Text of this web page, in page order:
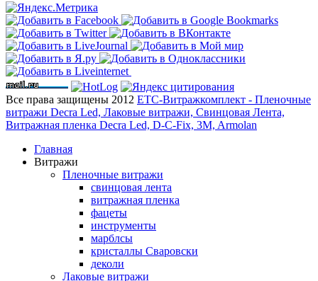
Все права защищены 2012 ЕТС-Витражкомплект - Пленочные
витражи Decra Led, Лаковые витражи, Свинцовая Лента,
Витражная пленка Decra Led, D-C-Fix, 3M, Armolan
Главная
Витражи
Пленочные витражи
свинцовая лента
витражная пленка
фацеты
инструменты
марблсы
кристаллы Сваровски
деколи
Лаковые витражи